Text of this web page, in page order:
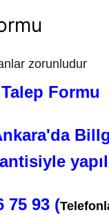
zorunludur
Talep Formu
75 93 (